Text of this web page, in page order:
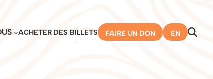
ACHETER DES BILLETS FAIRE UN DON EN